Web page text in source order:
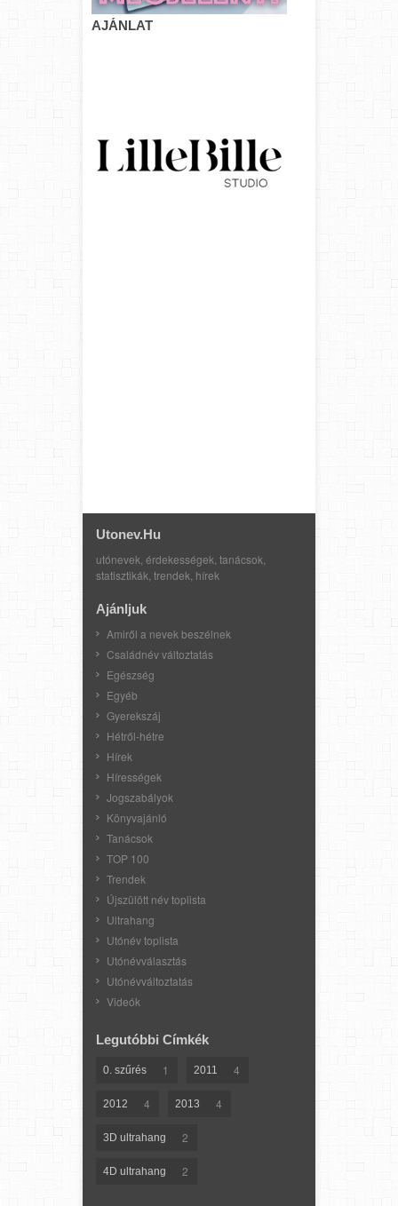
AJÁNLAT
Utonev.hu
utónevek, érdekességek, tanácsok,
statisztikák, trendek, hírek
Ajánljuk
Amiről a nevek beszélnek
Családnév változtatás
Egészség
Egyéb
Gyerekszáj
Hétről-hétre
Hírek
Hírességek
Jogszabályok
Könyvajánló
Tanácsok
TOP 100
Trendek
Újszülött név toplista
Ultrahang
Utónév toplista
Utónévválasztás
Utónévváltoztatás
Videók
Legutóbbi Címkék
0. szűrés 1 2011 4
2012 4 2013 4
3D ultrahang 2
4D ultrahang 2